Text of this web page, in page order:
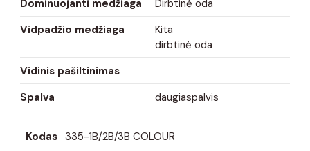
Dominuojanti medžiaga
Dirbtinė oda
Vidpadžio medžiaga
Kita
dirbtinė oda
Vidinis pašiltinimas
Spalva
daugiaspalvis
Kodas 335-1B/2B/3B COLOUR